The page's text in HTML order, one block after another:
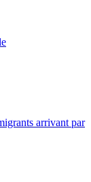
arrivant par